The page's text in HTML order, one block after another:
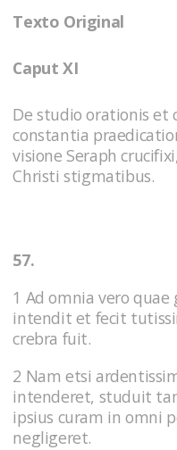
Texto Original
Caput XI
De studio orationis et
constantia
visione Seraph
Christi stigmatibus.
57.
1 Ad omnia vero quae
intendit et fecit
crebra fuit.
2 Nam etsi
intenderet, studuit
ipsius curam in omni
negligeret.